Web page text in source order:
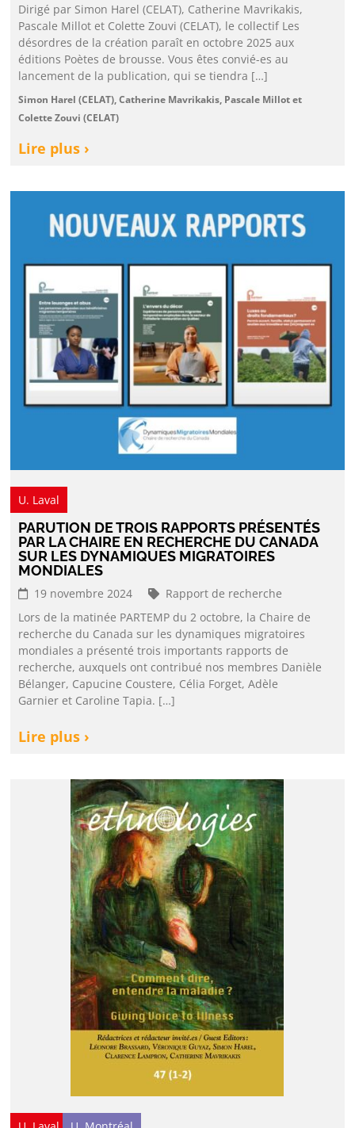
Dirigé par Simon Harel (CELAT), Catherine Mavrikakis,
Pascale Millot et Colette Zouvi (CELAT), le collectif Les
désordres de la création paraît en octobre 2025 aux
éditions Poètes de brousse. Vous êtes convié-es au
lancement de la publication, qui se tiendra […]
Simon Harel (CELAT), Catherine Mavrikakis, Pascale Millot et
Colette Zouvi (CELAT)
Lire plus ›
U. Laval
PARUTION DE TROIS RAPPORTS PRÉSENTÉS
PAR LA CHAIRE EN RECHERCHE DU CANADA
SUR LES DYNAMIQUES MIGRATOIRES
MONDIALES
19 novembre 2024
Rapport de recherche
Lors de la matinée PARTEMP du 2 octobre, la Chaire de
recherche du Canada sur les dynamiques migratoires
mondiales a présenté trois importants rapports de
recherche, auxquels ont contribué nos membres Danièle
Bélanger, Capucine Coustere, Célia Forget, Adèle
Garnier et Caroline Tapia. […]
Lire plus ›